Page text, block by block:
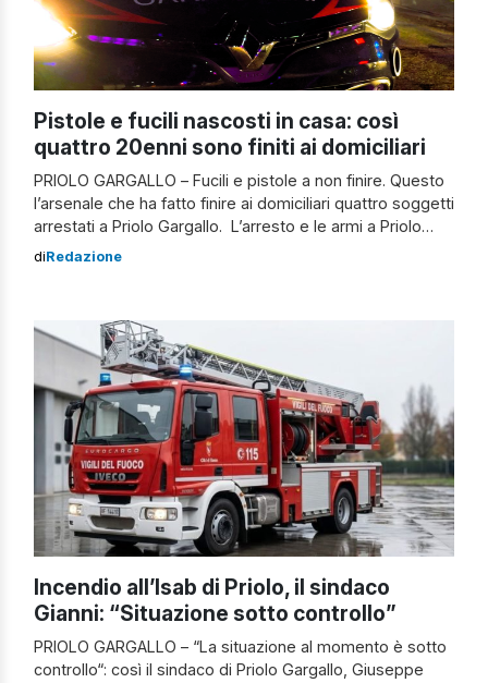
Pistole e fucili nascosti in casa: così
quattro 20enni sono finiti ai domiciliari
PRIOLO GARGALLO – Fucili e pistole a non finire. Questo
l’arsenale che ha fatto finire ai domiciliari quattro soggetti
arrestati a Priolo Gargallo. L’arresto e le armi a Priolo
Gargallo I quattro uomini, tutti 20enni con precedenti di
diRedazione
Incendio all’Isab di Priolo, il sindaco
Gianni: “Situazione sotto controllo”
PRIOLO GARGALLO – “La situazione al momento è sotto
controllo“: così il sindaco di Priolo Gargallo, Giuseppe